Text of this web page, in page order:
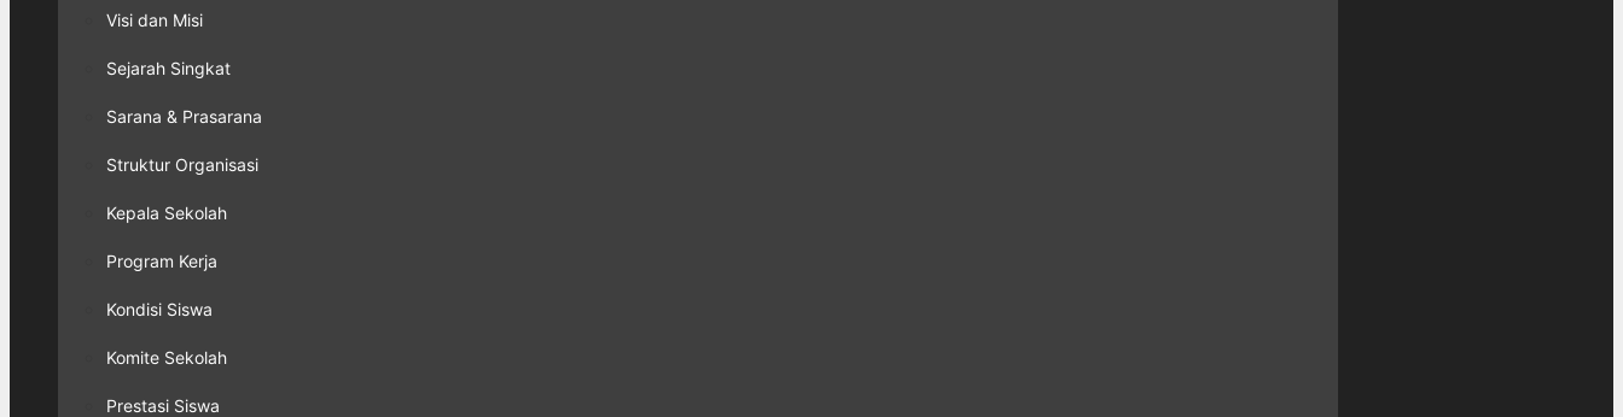
Visi dan Misi
Sejarah Singkat
Sarana & Prasarana
Struktur Organisasi
Kepala Sekolah
Program Kerja
Kondisi Siswa
Komite Sekolah
Prestasi Siswa